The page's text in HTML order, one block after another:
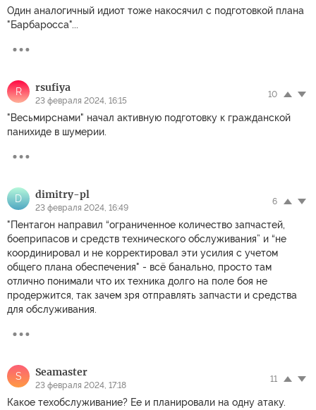
Один аналогичный идиот тоже накосячил с подготовкой плана
"Барбаросса"...
R rsufiya
23 февраля 2024, 16:15
10
"Весьмирснами" начал активную подготовку к гражданской
панихиде в шумерии.
D dimitry-pl
23 февраля 2024, 16:49
6
"Пентагон направил “ограниченное количество запчастей,
боеприпасов и средств технического обслуживания” и “не
координировал и не корректировал эти усилия с учетом
общего плана обеспечения" - всё банально, просто там
отлично понимали что их техника долго на поле боя не
продержится, так зачем зря отправлять запчасти и средства
для обслуживания.
S Seamaster
23 февраля 2024, 17:18
11
Какое техобслуживание? Ее и планировали на одну атаку.